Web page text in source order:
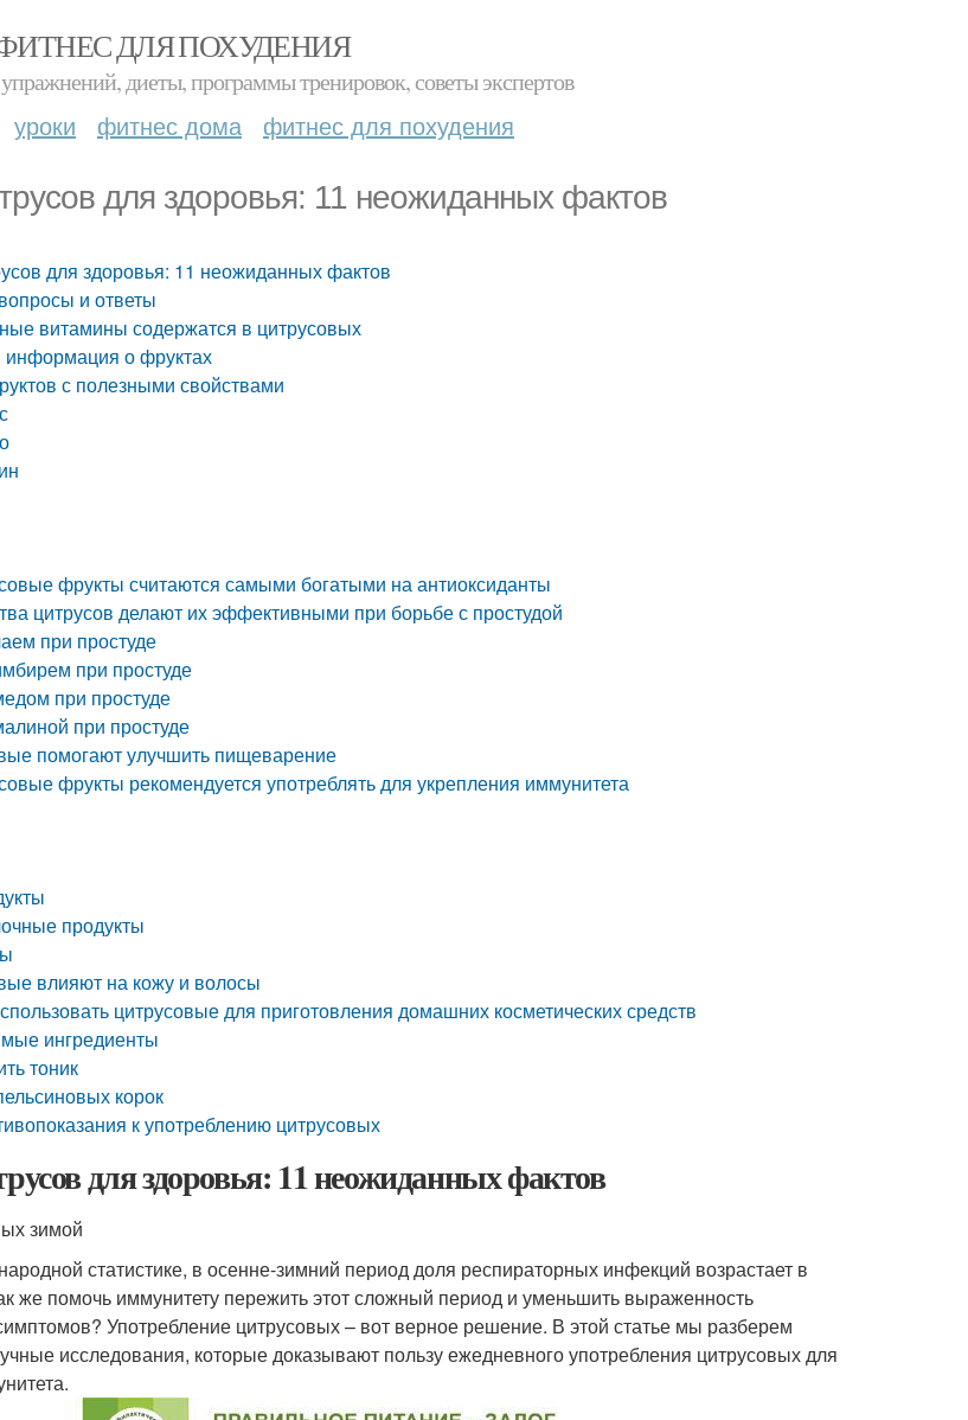
ДЛЯ ПОХУДЕНИЯ
диеты, программы тренировок, советы экспертов
уроки фитнес дома фитнес для похудения
для здоровья: 11 неожиданных фактов
для здоровья: 11 неожиданных фактов
и ответы
витамины содержатся в цитрусовых
информация о фруктах
с полезными свойствами
фрукты считаются самыми богатыми на антиоксиданты
цитрусов делают их эффективными при борьбе с простудой
при простуде
при простуде
при простуде
при простуде
помогают улучшить пищеварение
фрукты рекомендуется употреблять для укрепления иммунитета
продукты
влияют на кожу и волосы
цитрусовые для приготовления домашних косметических средств
ингредиенты
тоник
корок
к употреблению цитрусовых
для здоровья: 11 неожиданных фактов
зимой
статистике, в осенне-зимний период доля респираторных инфекций возрастает в
же помочь иммунитету пережить этот сложный период и уменьшить выраженность
Употребление цитрусовых – вот верное решение. В этой статье мы разберем
исследования, которые доказывают пользу ежедневного употребления цитрусовых для